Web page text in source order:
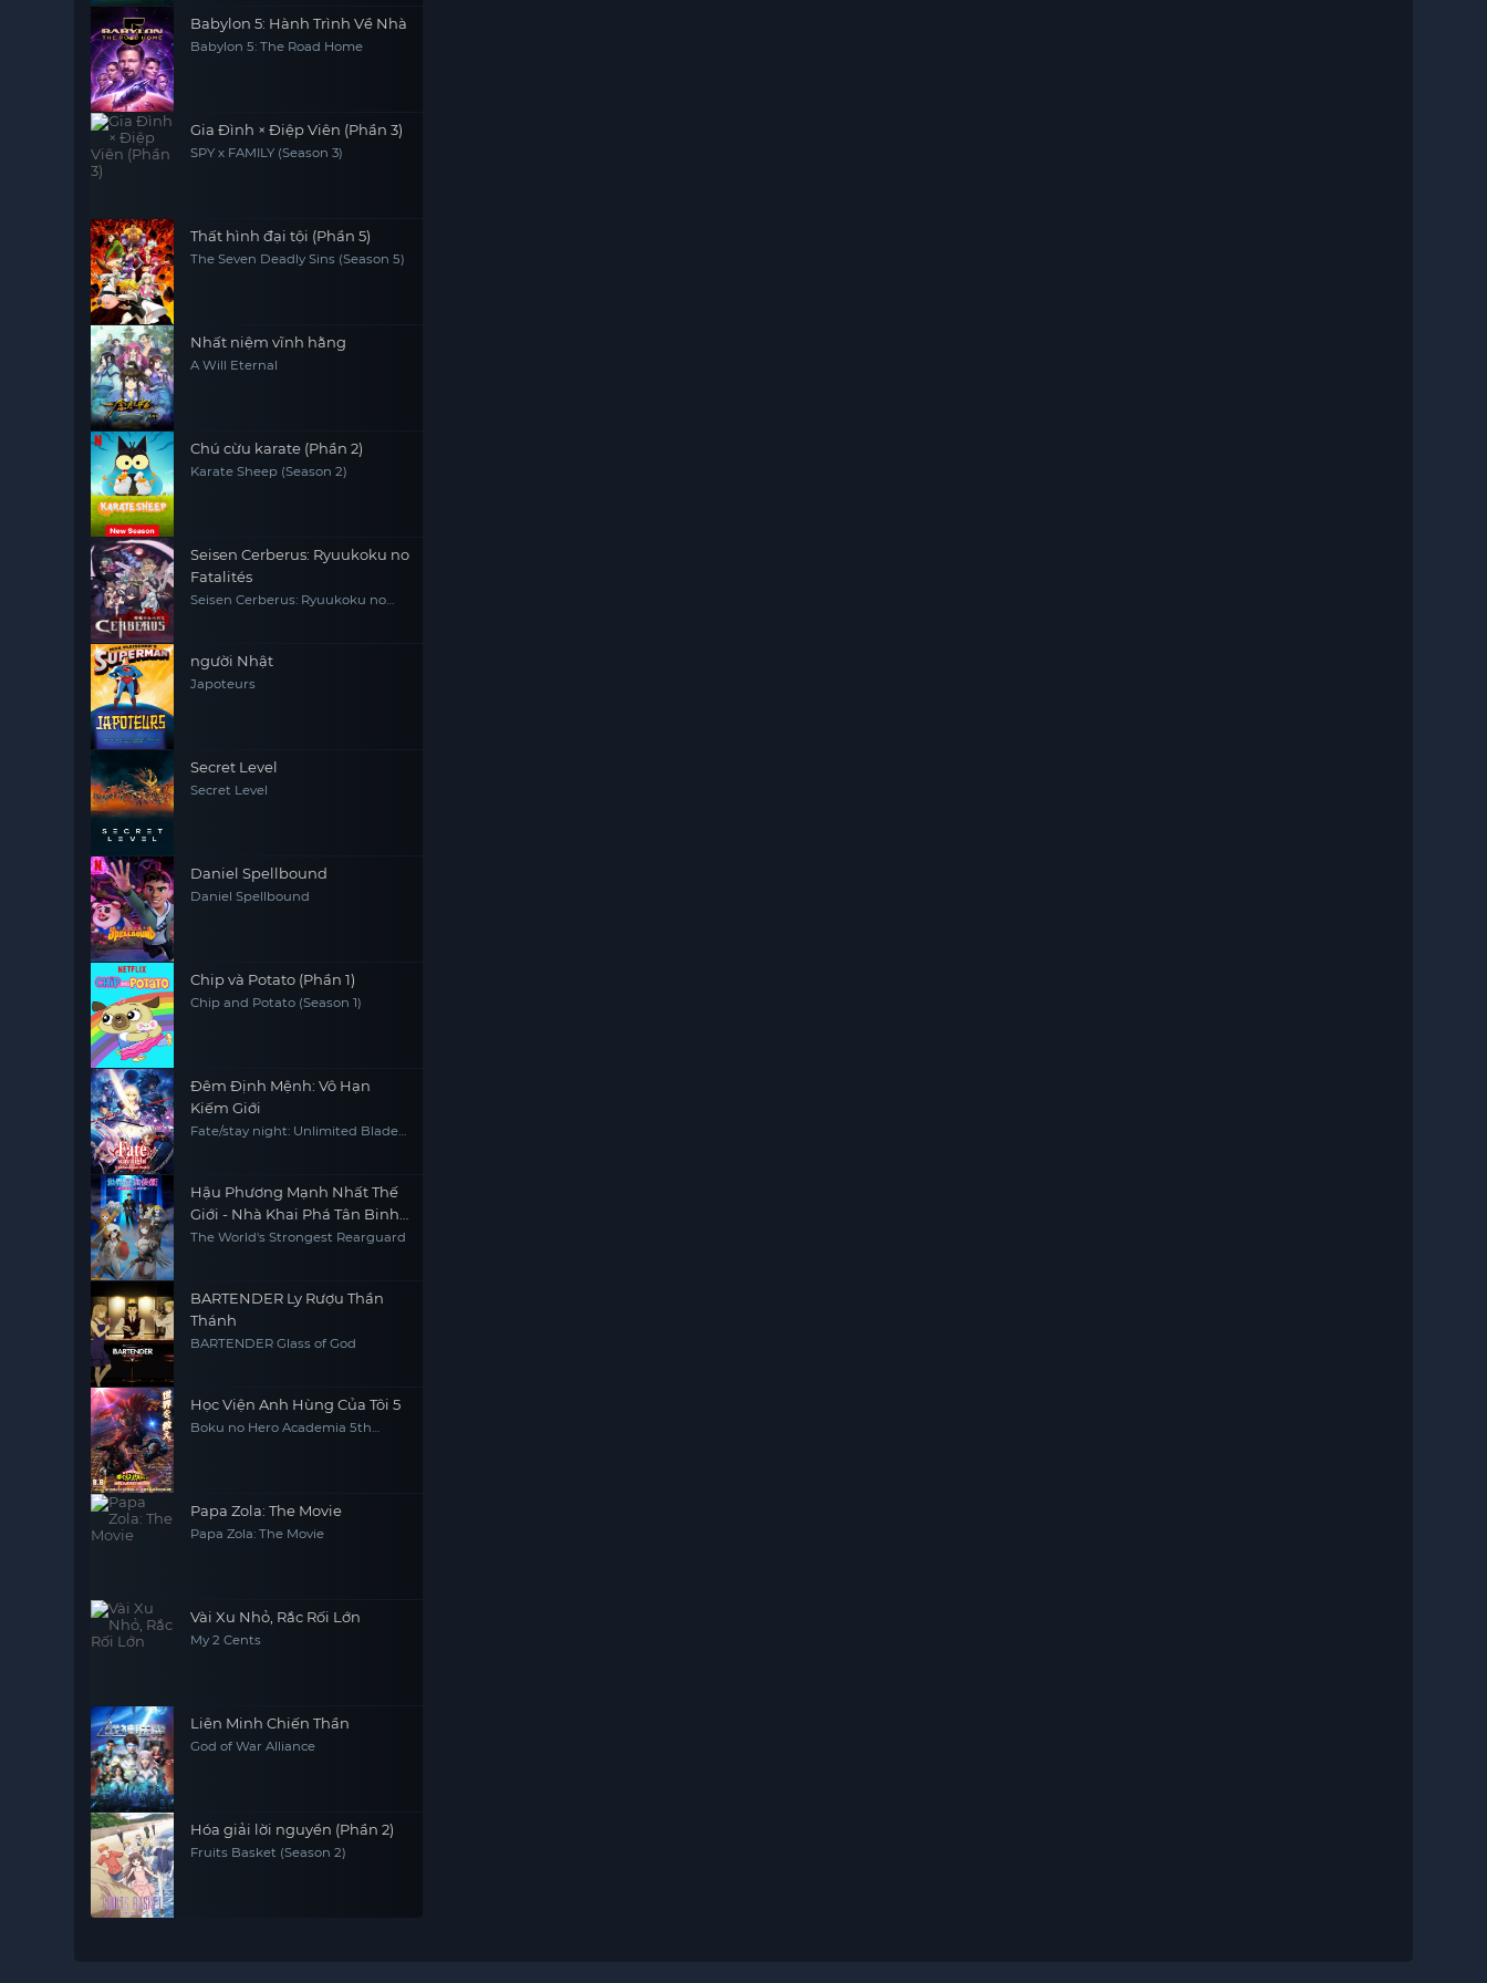
Babylon 5: Hành Trình Về Nhà
Babylon 5: The Road Home
Gia Đình × Điệp Viên (Phần 3)
SPY x FAMILY (Season 3)
Thất hình đại tội (Phần 5)
The Seven Deadly Sins (Season 5)
Nhất niệm vĩnh hằng
A Will Eternal
Chú cừu karate (Phần 2)
Karate Sheep (Season 2)
Seisen Cerberus: Ryuukoku no
Fatalités
Seisen Cerberus: Ryuukoku no
người Nhật
Japoteurs
Secret Level
Secret Level
Daniel Spellbound
Daniel Spellbound
Chip và Potato (Phần 1)
Chip and Potato (Season 1)
Đêm Định Mệnh: Vô Hạn
Kiếm Giới
Fate/stay night: Unlimited Blade
Hậu Phương Mạnh Nhất Thế
Giới - Nhà Khai Phá Tân Binh
Của Vương Quốc Mê Cung
The World's Strongest Rearguard
BARTENDER Ly Rượu Thần
Thánh
BARTENDER Glass of God
Học Viện Anh Hùng Của Tôi 5
Boku no Hero Academia 5th
Papa Zola: The Movie
Papa Zola: The Movie
Vài Xu Nhỏ, Rắc Rối Lớn
My 2 Cents
Liên Minh Chiến Thần
God of War Alliance
Hóa giải lời nguyền (Phần 2)
Fruits Basket (Season 2)